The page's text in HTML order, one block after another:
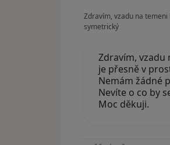
Zdravím, vzadu na
symetrický
Zdravím, vzadu
je přesně v
Nemám žádné
Nevíte o co by
Moc děkuji.